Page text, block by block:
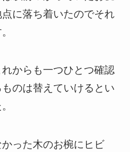
に落ち着いたのでそれ
からも一つひとつ確認
のは替えていけるとい
った木のお椀にヒビ